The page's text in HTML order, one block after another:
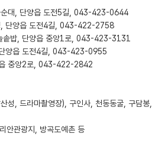
순대, 단양읍 도전5길, 043-423-0644
, 단양읍 도전4길, 043-422-2758
솥밥, 단양읍 중앙1로, 043-423-3131
양읍 도전4길, 043-423-0955
중앙2로, 043-422-2842
성, 드라마촬영장), 구인사, 천동동굴, 구담봉,
안관광지, 방곡도예촌 등